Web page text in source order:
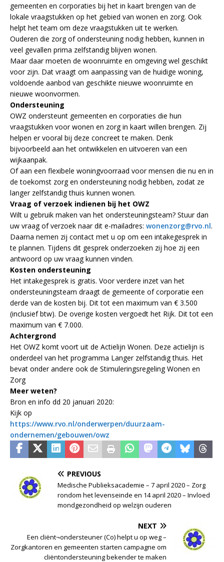
gemeenten en corporaties bij het in kaart brengen van de
lokale vraagstukken op het gebied van wonen en zorg. Ook
helpt het team om deze vraagstukken uit te werken.
Ouderen die zorg of ondersteuning nodig hebben, kunnen in
veel gevallen prima zelfstandig blijven wonen.
Maar daar moeten de woonruimte en omgeving wel geschikt
voor zijn. Dat vraagt om aanpassing van de huidige woning,
voldoende aanbod van geschikte nieuwe woonruimte en
nieuwe woonvormen.
Ondersteuning
OWZ ondersteunt gemeenten en corporaties die hun
vraagstukken voor wonen en zorg in kaart willen brengen. Zij
helpen er vooral bij deze concreet te maken. Denk
bijvoorbeeld aan het ontwikkelen en uitvoeren van een
wijkaanpak.
Of aan een flexibele woningvoorraad voor mensen die nu en in
de toekomst zorg en ondersteuning nodig hebben, zodat ze
langer zelfstandig thuis kunnen wonen.
Vraag of verzoek indienen bij het OWZ
Wilt u gebruik maken van het ondersteuningsteam? Stuur dan
uw vraag of verzoek naar dit e-mailadres: wonenzorg@rvo.nl.
Daarna nemen zij contact met u op om een intakegesprek in
te plannen. Tijdens dit gesprek onderzoeken zij hoe zij een
antwoord op uw vraag kunnen vinden.
Kosten ondersteuning
Het intakegesprek is gratis. Voor verdere inzet van het
ondersteuningsteam draagt de gemeente of corporatie een
derde van de kosten bij. Dit tot een maximum van € 3.500
(inclusief btw). De overige kosten vergoedt het Rijk. Dit tot een
maximum van € 7.000.
Achtergrond
Het OWZ komt voort uit de Actielijn Wonen. Deze actielijn is
onderdeel van het programma Langer zelfstandig thuis. Het
bevat onder andere ook de Stimuleringsregeling Wonen en
Zorg
Meer weten?
Bron en info dd 20 januari 2020:
Kijk op
https://www.rvo.nl/onderwerpen/duurzaam-
ondernemen/gebouwen/owz
PREVIOUS
Medische Publieksacademie – 7 april 2020 – Zorg
rondom het levenseinde en 14 april 2020 – Invloed
mondgezondheid op welzijn ouderen
NEXT
Een cliënt¬ondersteuner (Co) helpt u op weg –
Zorgkantoren en gemeenten starten campagne om
cliëntondersteuning bekender te maken